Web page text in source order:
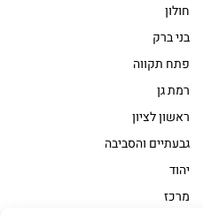
חולון
בני ברק
פתח תקווה
רמת גן
ראשון לציון
גבעתיים והסביבה
יהוד
מרכז